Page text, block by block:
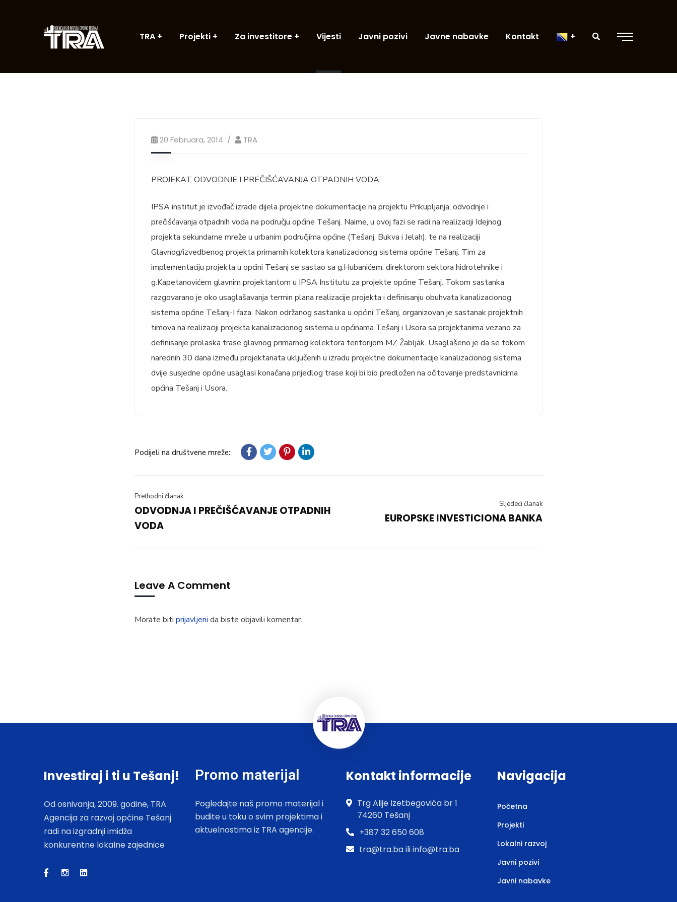
TRA Projekti Za investitore Vijesti Javni pozivi Javne nabavke Kontakt
20 Februara, 2014 TRA
PROJEKAT ODVODNJE I PREČIŠĆAVANJA OTPADNIH VODA
IPSA institut je izvođač izrade dijela projektne dokumentacije na projektu Prikupljanja, odvodnje i
prečišćavanja otpadnih voda na području općine Tešanj. Naime, u ovoj fazi se radi na realizaciji Idejnog
projekta sekundarne mreže u urbanim područjima općine (Tešanj, Bukva i Jelah), te na realizaciji
Glavnog/izvedbenog projekta primarnih kolektora kanalizacionog sistema općine Tešanj. Tim za
implementaciju projekta u općini Tešanj se sastao sa g.Hubanićem, direktorom sektora hidrotehnike i
g.Kapetanovićem glavnim projektantom u IPSA Institutu za projekte općine Tešanj. Tokom sastanka
razgovarano je oko usaglašavanja termin plana realizacije projekta i definisanju obuhvata kanalizacionog
sistema općine Tešanj-I faza. Nakon održanog sastanka u općini Tešanj, organizovan je sastanak projektnih
timova na realizaciji projekta kanalizacionog sistema u općinama Tešanj i Usora sa projektanima vezano za
definisanje prolaska trase glavnog primarnog kolektora teritorijom MZ Žabljak. Usaglašeno je da se tokom
narednih 30 dana između projektanata uključenih u izradu projektne dokumentacije kanalizacionog sistema
dvije susjedne općine usaglasi konačana prijedlog trase koji bi bio predložen na očitovanje predstavnicima
općina Tešanj i Usora.
Podijeli na društvene mreže:
Prethodni članak
ODVODNJA I PREČIŠĆAVANJE OTPADNIH
VODA
Sljedeći članak
EUROPSKE INVESTICIONA BANKA
Leave A Comment
Morate biti prijavljeni da biste objavili komentar.
Investiraj i ti u Tešanj!
Od osnivanja, 2009. godine, TRA
Agencija za razvoj općine Tešanj
radi na izgradnji imidža
konkurentne lokalne zajednice
Promo materijal
Pogledajte naš promo materijal i
budite u toku o svim projektima i
aktuelnostima iz TRA agencije.
Kontakt informacije
Trg Alije Izetbegovića br 1
74260 Tešanj
+387 32 650 608
tra@tra.ba ili info@tra.ba
Navigacija
Početna
Projekti
Lokalni razvoj
Javni pozivi
Javni nabavke